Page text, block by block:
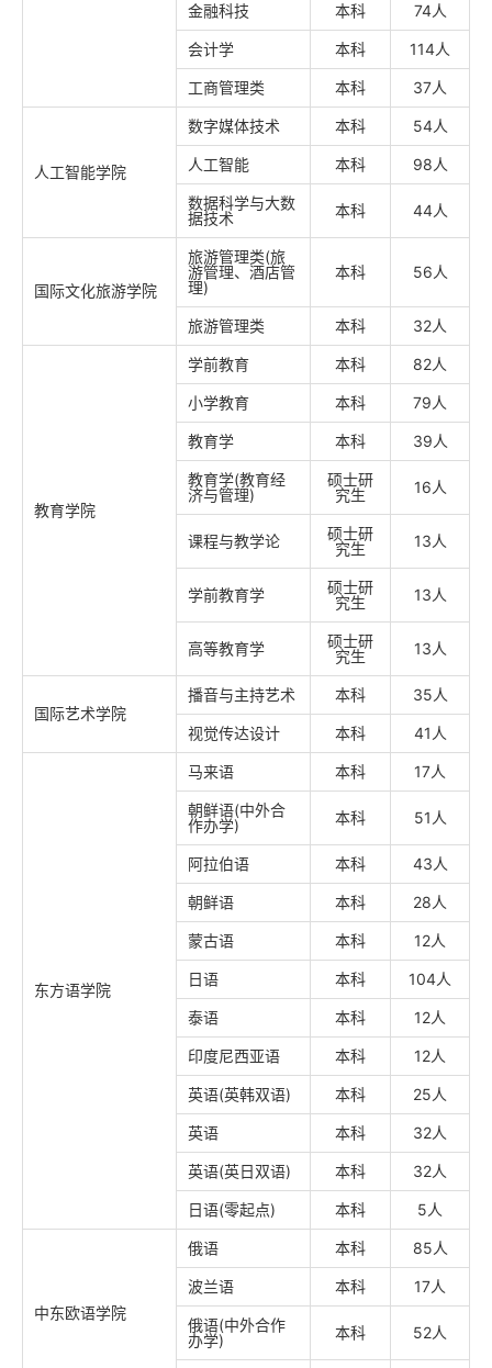
金融科技 本科 74人
会计学 本科 114人
工商管理类 本科 37人
人工智能学院
数字媒体技术 本科 54人
人工智能 本科 98人
数据科学与大数
据技术
本科 44人
国际文化旅游学院
旅游管理类(旅
游管理、酒店管
理)
本科 56人
旅游管理类 本科 32人
教育学院
学前教育 本科 82人
小学教育 本科 79人
教育学 本科 39人
教育学(教育经
济与管理)
硕士研
究生
16人
课程与教学论
硕士研
究生
13人
学前教育学
硕士研
究生
13人
高等教育学
硕士研
究生
13人
国际艺术学院
播音与主持艺术 本科 35人
视觉传达设计 本科 41人
东方语学院
马来语 本科 17人
朝鲜语(中外合
作办学)
本科 51人
阿拉伯语 本科 43人
朝鲜语 本科 28人
蒙古语 本科 12人
日语 本科 104人
泰语 本科 12人
印度尼西亚语 本科 12人
英语(英韩双语) 本科 25人
英语 本科 32人
英语(英日双语) 本科 32人
日语(零起点) 本科 5人
中东欧语学院
俄语 本科 85人
波兰语 本科 17人
俄语(中外合作
办学)
本科 52人